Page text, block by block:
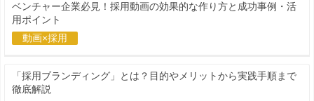
ベンチャー企業必見！採用動画の効果的な作り方と成功事例・活
用ポイント
動画×採用
「採用ブランディング」とは？目的やメリットから実践手順まで
徹底解説